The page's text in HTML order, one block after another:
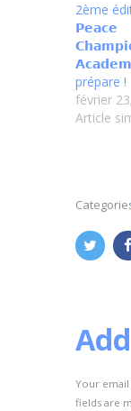
2ème
𝗣𝗲𝗮𝗰𝗲
prépare !
février
Article
Your
fields are